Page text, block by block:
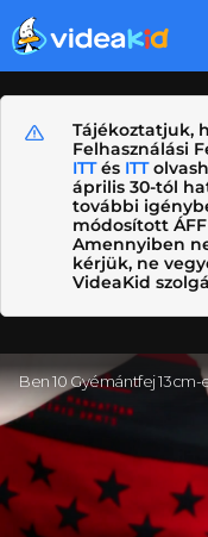
Tájékoztatjuk,
Felhasználási
ITTés ITT
április 30-tól
további
módosított
Amennyiben
kérjük, ne
VideaKid